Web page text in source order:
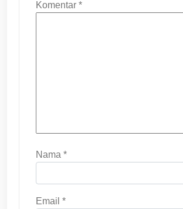
Komentar *
Nama *
Email *